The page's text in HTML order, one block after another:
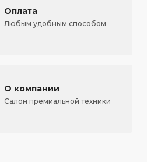
Оплата
Любым удобным способом
О компании
Салон премиальной техники